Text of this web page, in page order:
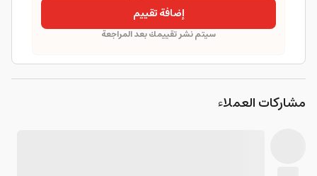
إضافة تقييم
سيتم نشر تقييمك بعد المراجعة
مشاركات العملاء